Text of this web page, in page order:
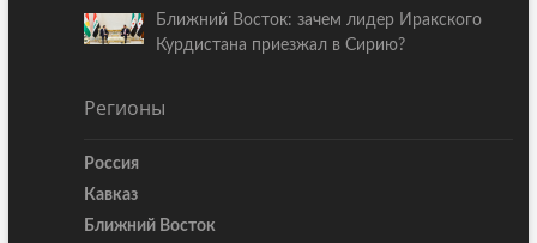
Ближний Восток: зачем лидер Иракского
Курдистана приезжал в Сирию?
Регионы
Россия
Кавказ
Ближний Восток